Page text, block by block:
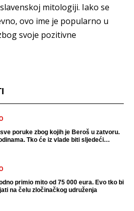
mitologiji. Iako se
ovo ime je popularno u
svoje pozitivne
poruke zbog kojih je Beroš u zatvoru.
Tko će iz vlade biti sljedeći
primio mito od 75 000 eura. Evo tko bi
na čelu zločinačkog udruženja